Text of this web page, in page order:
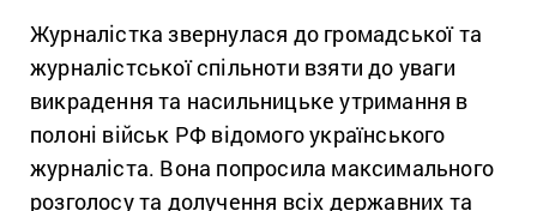
Журналістка звернулася до громадської та
журналістської спільноти взяти до уваги
викрадення та насильницьке утримання в
полоні військ РФ відомого українського
журналіста. Вона попросила максимального
розголосу та долучення всіх державних та